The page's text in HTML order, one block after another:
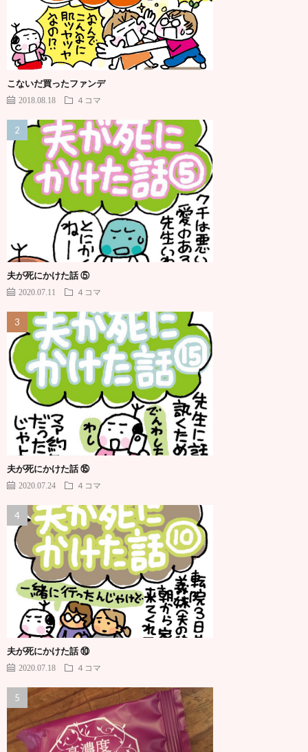
こないだ買ったファンデ
2018.08.18 ４コマ
夫が死にかけた話 ⑤
2020.07.11 ４コマ
夫が死にかけた話 ⑮
2020.07.24 ４コマ
夫が死にかけた話 ⑩
2020.07.18 ４コマ